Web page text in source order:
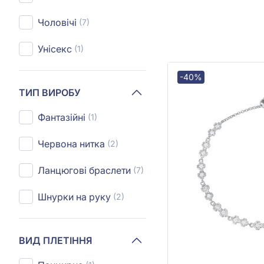
Чоловічі (7)
Унісекс (1)
ТИП ВИРОБУ
Фантазійні (1)
Червона нитка (2)
Ланцюгові браслети (7)
Шнурки на руку (2)
ВИД ПЛЕТІННЯ
-40%